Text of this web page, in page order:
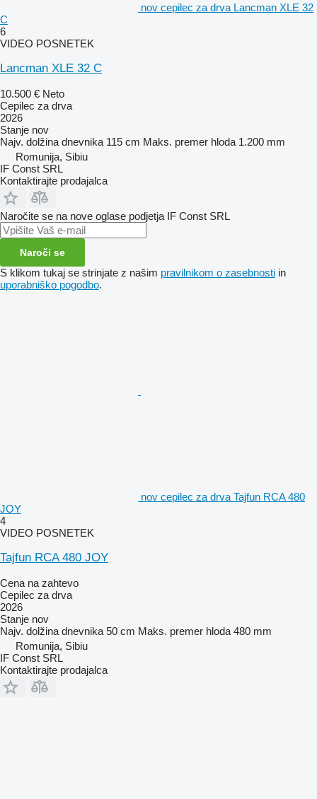
nov cepilec za drva Lancman XLE 32
C
6
VIDEO POSNETEK
Lancman XLE 32 C
10.500 € Neto
Cepilec za drva
2026
Stanje nov
Najv. dolžina dnevnika 115 cm Maks. premer hloda 1.200 mm
Romunija, Sibiu
IF Const SRL
Kontaktirajte prodajalca
Naročite se na nove oglase podjetja IF Const SRL
Naroči se
S klikom tukaj se strinjate z našim pravilnikom o zasebnosti in
uporabniško pogodbo.
nov cepilec za drva Tajfun RCA 480
JOY
4
VIDEO POSNETEK
Tajfun RCA 480 JOY
Cena na zahtevo
Cepilec za drva
2026
Stanje nov
Najv. dolžina dnevnika 50 cm Maks. premer hloda 480 mm
Romunija, Sibiu
IF Const SRL
Kontaktirajte prodajalca